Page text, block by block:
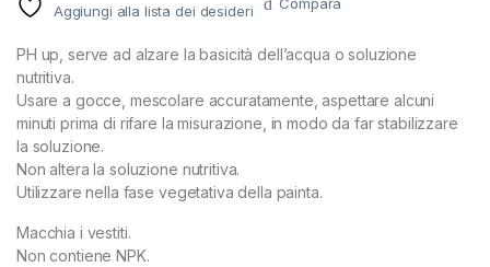
Aggiungi alla lista dei desideri
PH up, serve ad alzare la basicità dell’acqua o soluzione
nutritiva.
Usare a gocce, mescolare accuratamente, aspettare alcuni
minuti prima di rifare la misurazione, in modo da far stabilizzare
la soluzione.
Non altera la soluzione nutritiva.
Utilizzare nella fase vegetativa della painta.
Macchia i vestiti.
Non contiene NPK.